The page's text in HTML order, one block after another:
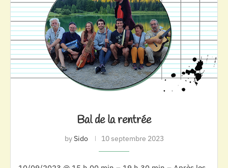
Bal de la rentrée
bySido 10 septembre 2023